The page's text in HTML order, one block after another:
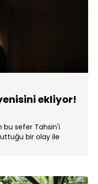
ekliyor!
bu sefer Tahsin'i
bir olay ile